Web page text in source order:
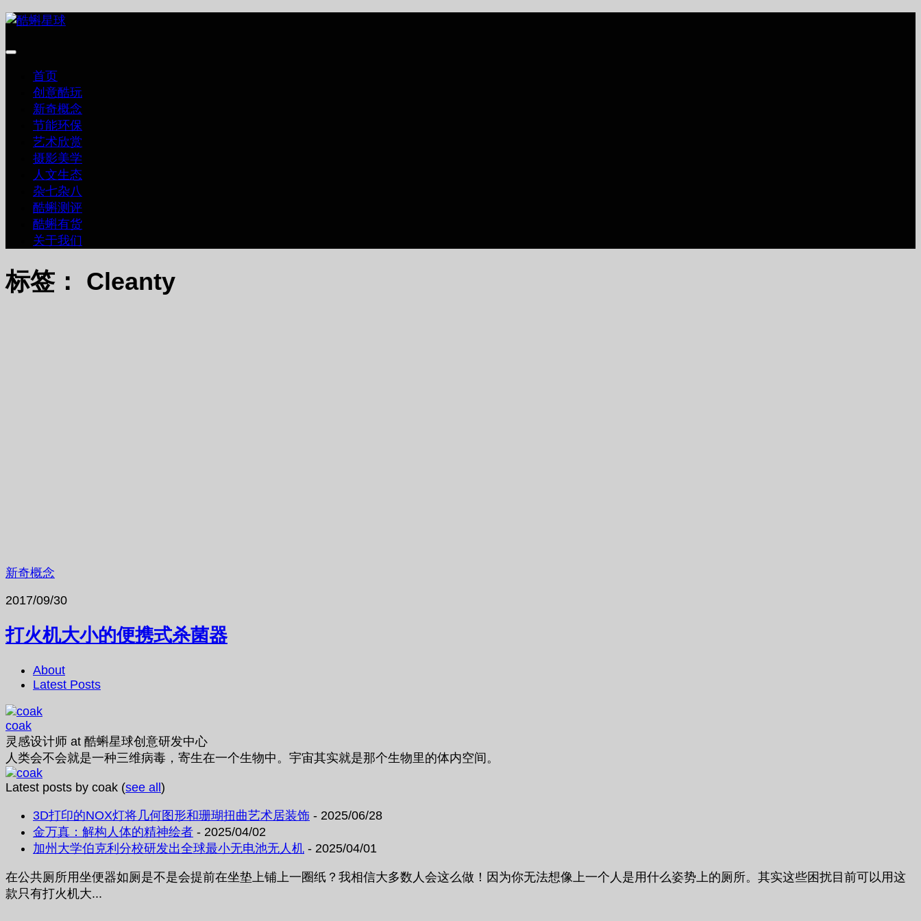
跳
内
首页
创意酷玩
新奇概念
节能环保
艺术欣赏
摄影美学
人文生态
杂七杂八
酷蝌测评
酷蝌有货
关于我们
标签： Cleanty
新奇概念
2017/09/30
打火机大小的便携式杀菌器
About
Latest Posts
coak
灵感设计师 at 酷蝌星球创意研发中心
人类会不会就是一种三维病毒，寄生在一个生物中。宇宙其实就是那个生物里的体内空间。
Latest posts by coak (see all)
3D打印的NOX灯将几何图形和珊瑚扭曲艺术居装饰 - 2025/06/28
金万真：解构人体的精神绘者 - 2025/04/02
加州大学伯克利分校研发出全球最小无电池无人机 - 2025/04/01
在公共厕所用坐便器如厕是不是会提前在坐垫上铺上一圈纸？我相信大多数人会这么做！因为你无法想像上一个人是用什么姿势上的厕所。其实这些困扰目前可以用这
款只有打火机大...